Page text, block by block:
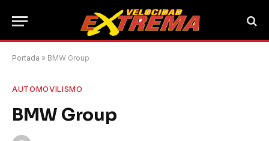
Portada » BMW Group
AUTOMOVILISMO
BMW Group